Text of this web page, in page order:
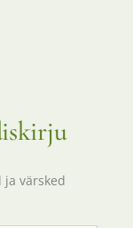
ja värsked